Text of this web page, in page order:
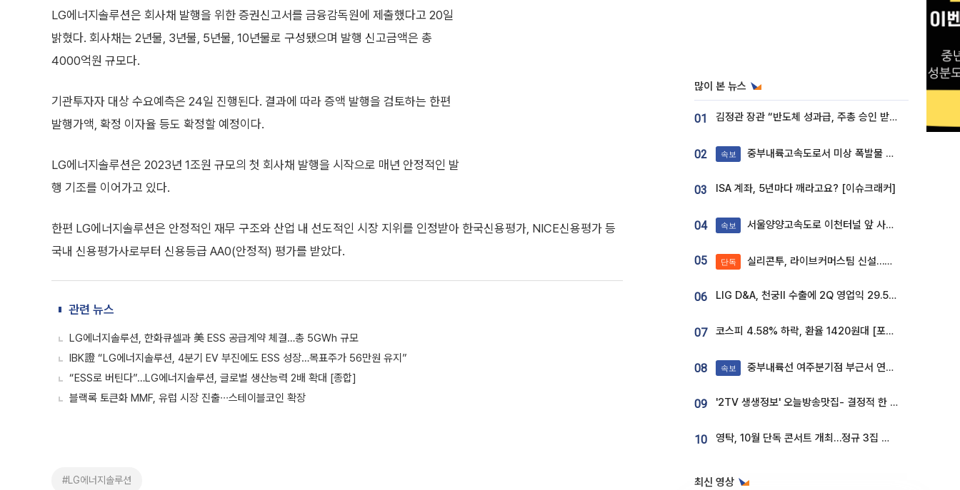
LG에너지솔루션은 회사채 발행을 위한 증권신고서를 금융감독원에 제출했다고 20일
밝혔다. 회사채는 2년물, 3년물, 5년물, 10년물로 구성됐으며 발행 신고금액은 총
4000억원 규모다.
기관투자자 대상 수요예측은 24일 진행된다. 결과에 따라 증액 발행을 검토하는 한편
발행가액, 확정 이자율 등도 확정할 예정이다.
LG에너지솔루션은 2023년 1조원 규모의 첫 회사채 발행을 시작으로 매년 안정적인 발
행 기조를 이어가고 있다.
한편 LG에너지솔루션은 안정적인 재무 구조와 산업 내 선도적인 시장 지위를 인정받아 한국신용평가, NICE신용평가 등
국내 신용평가사로부터 신용등급 AA0(안정적) 평가를 받았다.
관련 뉴스
LG에너지솔루션, 한화큐셀과 美 ESS 공급계약 체결…총 5GWh 규모
IBK證 “LG에너지솔루션, 4분기 EV 부진에도 ESS 성장…목표주가 56만원 유지”
“ESS로 버틴다”…LG에너지솔루션, 글로벌 생산능력 2배 확대 [종합]
블랙록 토큰화 MMF, 유럽 시장 진출∙∙∙스테이블코인 확장
#LG에너지솔루션
많이 본 뉴스
01 김정관 장관 “반도체 성과급, 주총 승인 받도록”…상법·자본시장법 개정 시사
02 속보 중부내륙고속도로서 미상 폭발물 발견
03 ISA 계좌, 5년마다 깨라고요? [이슈크래커]
04 속보 서울양양고속도로 이천터널 앞 사고 발생
05 단독 실리콘투, 라이브커머스팀 신설…K뷰티 ‘글로벌 판매망’ 확대[K뷰티 라방戰]
06 LIG D&A, 천궁Ⅱ 수출에 2Q 영업익 29.5%↑…수주잔고 24.6조 [종합]
07 코스피 4.58% 하락, 환율 1420원대 [포토]
08 속보 중부내륙선 여주분기점 부근서 연이은 추돌사고 발생
09 '2TV 생생정보' 오늘방송맛집- 결정적 한 수, 3종 메밀면! 메밀 소바 맛집 '의○○○○'
10 영탁, 10월 단독 콘서트 개최…정규 3집 신곡 첫선
최신 영상